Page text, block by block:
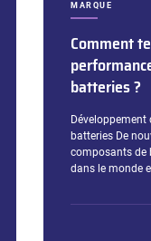
Comment
batteries ?
MARQUE
Extrait :
batteries De
composants de
dans le monde